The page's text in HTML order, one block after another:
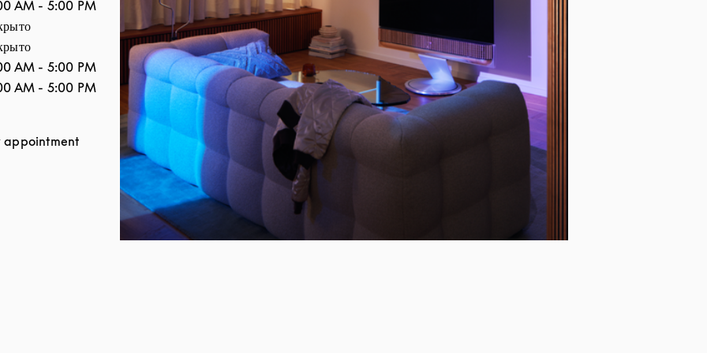
AM - 5:00 PM
AM - 5:00 PM
AM - 5:00 PM
appointment